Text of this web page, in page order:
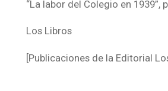
“La labor del Colegio en 1939”,
Los Libros
[Publicaciones de la Editorial